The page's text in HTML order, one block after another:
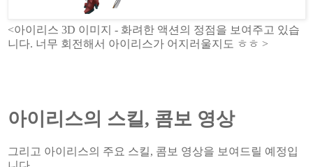
<아이리스 3D 이미지 - 화려한 액션의 정점을 보여주고 있습
니다. 너무 회전해서 아이리스가 어지러울지도 ㅎㅎ >
아이리스의 스킬, 콤보 영상
그리고 아이리스의 주요 스킬, 콤보 영상을 보여드릴 예정입